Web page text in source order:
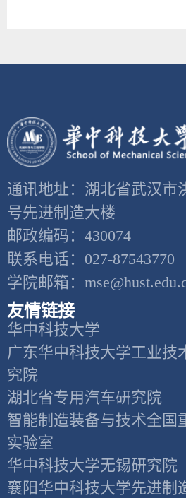
通讯地址：湖北省武汉市
号先进制造大楼
邮政编码：430074
联系电话：027-87543770
学院邮箱：
友情链接
华中科技大学
广东华中科技大学工业技
究院
湖北省专用汽车研究院
智能制造装备与技术全国
实验室
华中科技大学无锡研究院
襄阳华中科技大学先进制